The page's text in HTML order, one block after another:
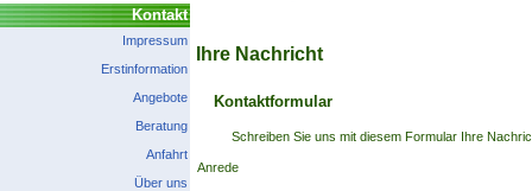
Kontakt
Impressum
Erstinformation
Angebote
Beratung
Anfahrt
Über uns
Ihre Nachricht
Kontaktformular
Schreiben Sie uns mit diesem Formular Ihre
Anrede